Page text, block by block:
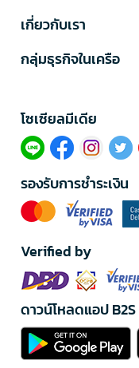
เกี่ยวกับเรา
กลุ่มธุรกิจในเครือ
โซเซียลมีเดีย​
รองรับการชำระเงิน
Verified by
ดาวน์โหลดแอป B2S